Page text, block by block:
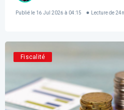
Publié le 16 Jul 2026 à 04:15 Lecture de 24
Fiscalité